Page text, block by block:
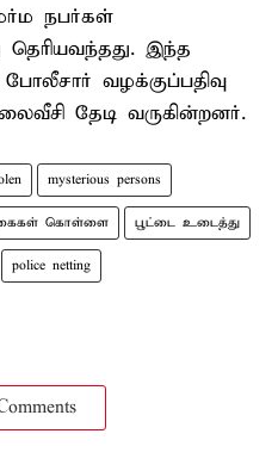
நபர்கள்
இந்த
வழக்குப்பதிவு
தேடி வருகின்றனர்.
mysterious persons
கொள்ளை பூட்டை உடைத்து
police netting